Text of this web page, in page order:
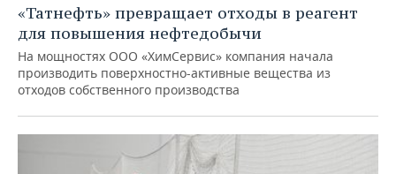
«Татнефть» превращает отходы в реагент
для повышения нефтедобычи
На мощностях ООО «ХимСервис» компания начала
производить поверхностно-активные вещества из
отходов собственного производства